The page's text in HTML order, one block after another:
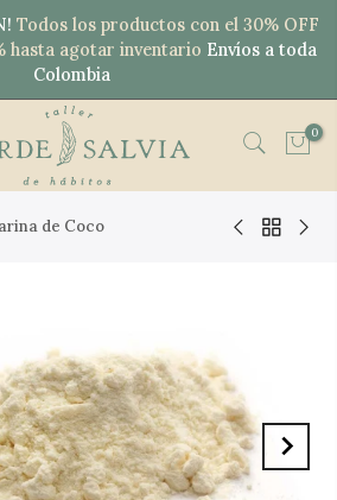
Todos los productos con el 30% OFF
hasta agotar inventario Envíos a toda
Colombia
0
de Coco